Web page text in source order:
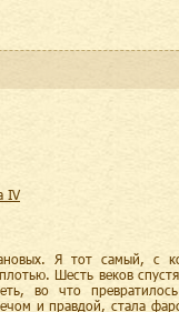
IV
Я тот самый, с
Шесть веков
во что
и правдой, стала